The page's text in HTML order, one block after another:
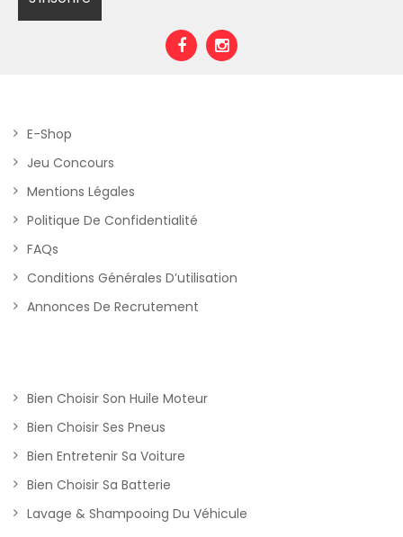
E-Shop
Jeu Concours
Mentions Légales
Politique De Confidentialité
FAQs
Conditions Générales D’utilisation
Annonces De Recrutement
Bien Choisir Son Huile Moteur
Bien Choisir Ses Pneus
Bien Entretenir Sa Voiture
Bien Choisir Sa Batterie
Lavage & Shampooing Du Véhicule